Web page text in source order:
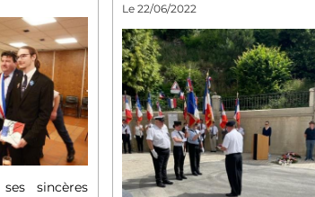
ses sincères
Le 22/06/2022